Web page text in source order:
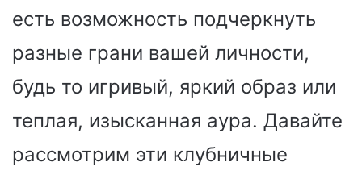
есть возможность подчеркнуть
разные грани вашей личности,
будь то игривый, яркий образ или
теплая, изысканная аура. Давайте
рассмотрим эти клубничные